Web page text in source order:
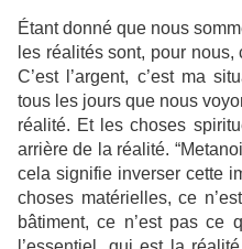
Étant donné que nous
les réalités sont, pour
C’est l’argent, c’est ma
tous les jours que nous
réalité. Et les choses
arrière de la réalité.
cela signifie inverser cette
choses matérielles, ce
bâtiment, ce n’est pas ce